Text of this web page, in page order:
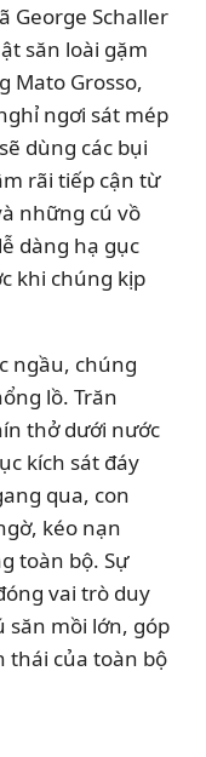
George Schaller
săn loài gặm
Mato Grosso,
ngơi sát mép
dùng các bụi
rãi tiếp cận từ
những cú vồ
dàng hạ gục
khi chúng kịp
ngầu, chúng
lồ. Trăn
thở dưới nước
kích sát đáy
qua, con
kéo nạn
toàn bộ. Sự
vai trò duy
săn mồi lớn, góp
thái của toàn bộ